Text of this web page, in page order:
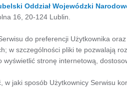
Oddział Wojewódzki
16, 20-124 Lublin.
do preferencji Użytkownika oraz
w szczególności pliki te pozwalają
stronę internetową,
jaki sposób Użytkownicy Serwisu